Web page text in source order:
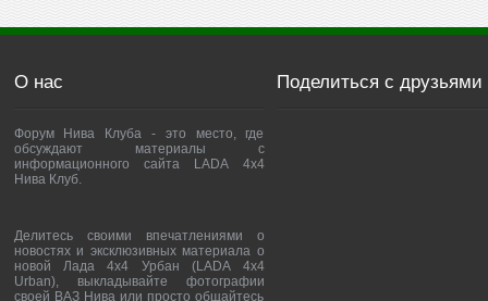
О нас
Форум Нива Клуба - это место, где
обсуждают материалы с
информационного сайта LADA 4x4
Нива Клуб.
Делитесь своими впечатлениями о
новостях и эксклюзивных материала о
новой Лада 4х4 Урбан (LADA 4x4
Urban), выкладывайте фотографии
своей ВАЗ Нива или просто общайтесь
Поделиться с друзьями